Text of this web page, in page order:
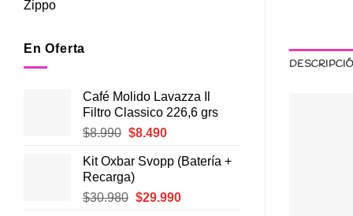
Zippo
En Oferta
Café Molido Lavazza Il
Filtro Classico 226,6 grs
$8.990 El
original
era:
$8.990.
$8.490El
actual
$8.490.
Kit Oxbar Svopp (Batería +
Recarga)
$30.980 El
$29.990El